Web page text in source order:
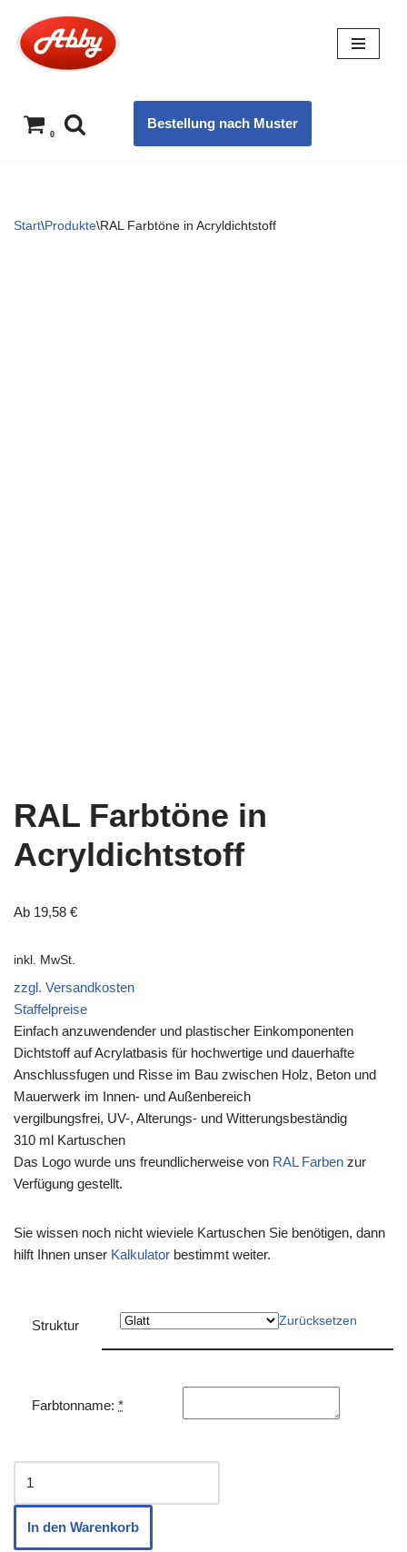
Zum
Inhalt
0
Bestellung nach Muster
Start\Produkte\RAL Farbtöne in Acryldichtstoff
RAL Farbtöne in
Acryldichtstoff
Ab 19,58 €
inkl. MwSt.
zzgl. Versandkosten
Staffelpreise
Einfach anzuwendender und plastischer Einkomponenten
Dichtstoff auf Acrylatbasis für hochwertige und dauerhafte
Anschlussfugen und Risse im Bau zwischen Holz, Beton und
Mauerwerk im Innen- und Außenbereich
vergilbungsfrei, UV-, Alterungs- und Witterungsbeständig
310 ml Kartuschen
Das Logo wurde uns freundlicherweise von RAL Farben zur
Verfügung gestellt.
Sie wissen noch nicht wieviele Kartuschen Sie benötigen, dann
hilft Ihnen unser Kalkulator bestimmt weiter.
Struktur Zurücksetzen
Farbtonname: *
In den Warenkorb